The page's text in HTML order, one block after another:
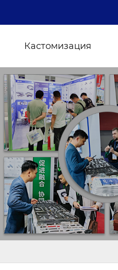
Кастомизация